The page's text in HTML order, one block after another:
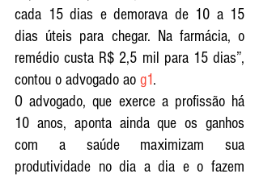
cada 15 dias e demorava de 10 a 15
dias úteis para chegar. Na farmácia, o
remédio custa R$ 2,5 mil para 15 dias”,
contou o advogado ao g1.
O advogado, que exerce a profissão há
10 anos, aponta ainda que os ganhos
com a saúde maximizam sua
produtividade no dia a dia e o fazem